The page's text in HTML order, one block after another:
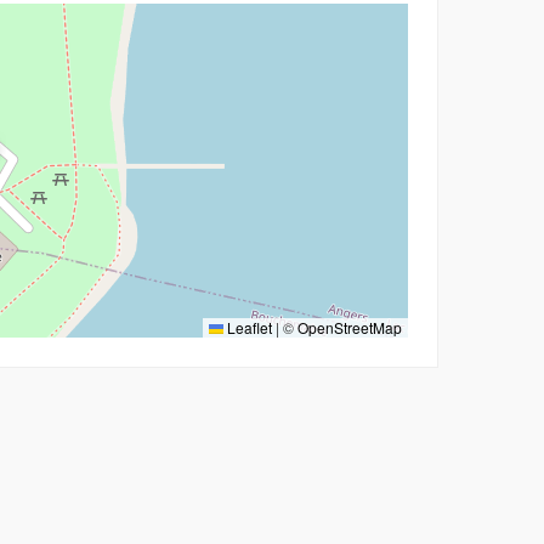
Leaflet|©OpenStreetMap